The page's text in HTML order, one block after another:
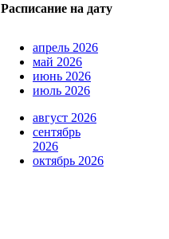
Расписание на дату
апрель 2026
май 2026
июнь 2026
июль 2026
август 2026
сентябрь
2026
октябрь 2026